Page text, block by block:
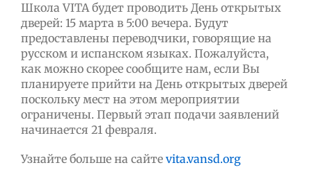
Школа VITA будет проводить День открытых
дверей: 15 марта в 5:00 вечера. Будут
предоставлены переводчики, говорящие на
русском и испанском языках. Пожалуйста,
как можно скорее сообщите нам, если Вы
планируете прийти на День открытых дверей
поскольку мест на этом мероприятии
ограничены. Первый этап подачи заявлений
начинается 21 февраля.
Узнайте больше на сайте vita.vansd.org